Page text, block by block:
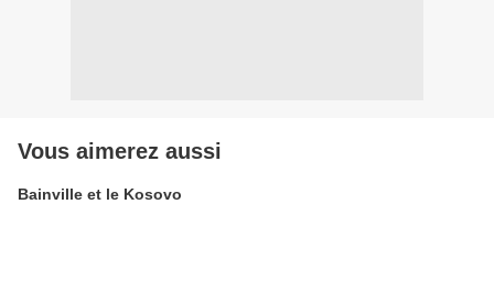
Vous aimerez aussi
Bainville et le Kosovo